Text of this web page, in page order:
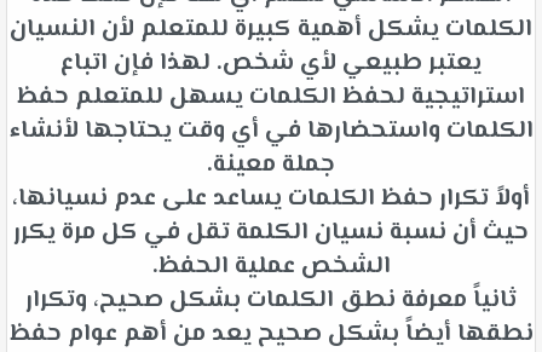
الكلمات يشكل أهمية كبيرة للمتعلم لأن النسيان
يعتبر طبيعي لأي شخص. لهذا فإن اتباع
استراتيجية لحفظ الكلمات يسهل للمتعلم حفظ
الكلمات واستحضارها في أي وقت يحتاجها لأنشاء
جملة معينة.
أولاً تكرار حفظ الكلمات يساعد على عدم نسيانها،
حيث أن نسبة نسيان الكلمة تقل في كل مرة يكرر
الشخص عملية الحفظ.
ثانياً معرفة نطق الكلمات بشكل صحيح، وتكرار
نطقها أيضاً بشكل صحيح يعد من أهم عوام حفظ